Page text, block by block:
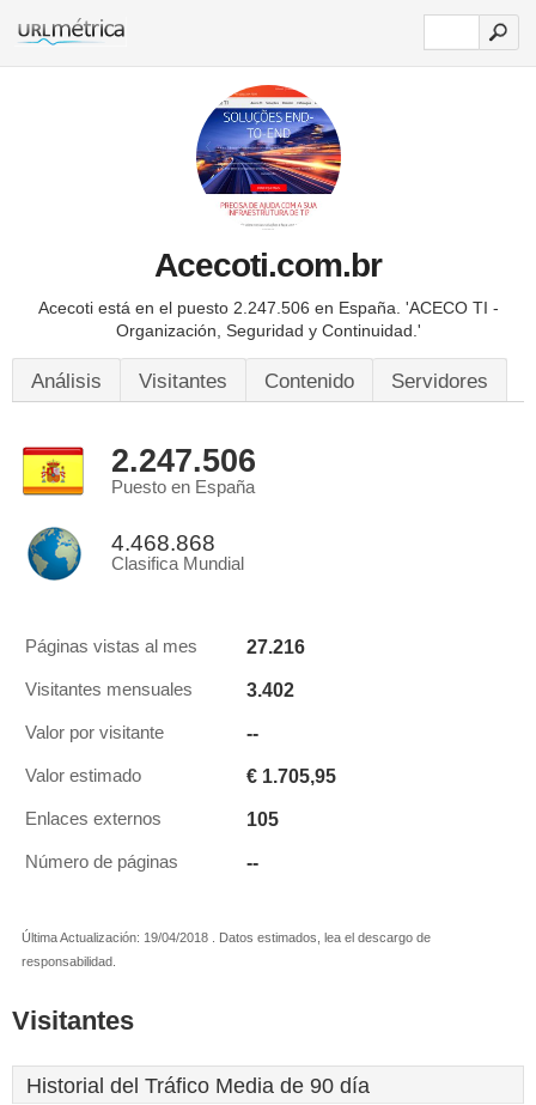
Acecoti.com.br
Acecoti está en el puesto 2.247.506 en España. 'ACECO TI -
Organización, Seguridad y Continuidad.'
Análisis Visitantes Contenido Servidores
2.247.506
Puesto en España
4.468.868
Clasifica Mundial
Páginas vistas al mes 27.216
Visitantes mensuales 3.402
Valor por visitante --
Valor estimado € 1.705,95
Enlaces externos 105
Número de páginas --
Última Actualización: 19/04/2018 . Datos estimados, lea el descargo de
responsabilidad.
Visitantes
Historial del Tráfico Media de 90 día